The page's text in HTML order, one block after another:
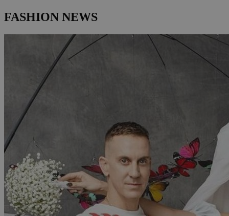
FASHION NEWS